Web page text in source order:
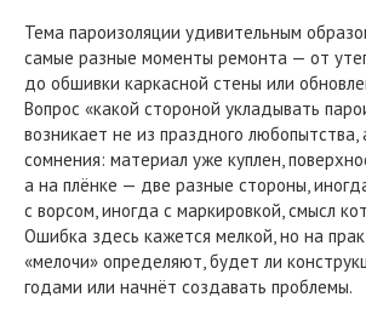
Тема пароизоляции удивительным
самые разные моменты ремонта — от
до обшивки каркасной стены или
Вопрос «какой стороной укладывать
возникает не из праздного любопытства,
сомнения: материал уже куплен,
а на плёнке — две разные стороны,
с ворсом, иногда с маркировкой, смысл
Ошибка здесь кажется мелкой, но на
«мелочи» определяют, будет ли
годами или начнёт создавать проблемы.